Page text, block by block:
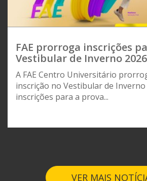
FAE prorroga inscrições
Vestibular de Inverno 2026
A FAE Centro Universitário
inscrição no Vestibular de Inverno
inscrições para a prova...
VER MAIS